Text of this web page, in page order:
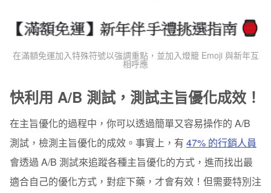
在滿額免運加入特殊符號以強調重點，並加入燈籠 Emoji 與新年互
相呼應
快利用 A/B 測試，測試主旨優化成效！
在主旨優化的過程中，你可以透過簡單又容易操作的 A/B
測試，檢測主旨優化的成效。事實上，有 47% 的行銷人員
會透過 A/B 測試來追蹤各種主旨優化的方式，進而找出最
適合自己的優化方式，對症下藥，才會有效！但需要特別注